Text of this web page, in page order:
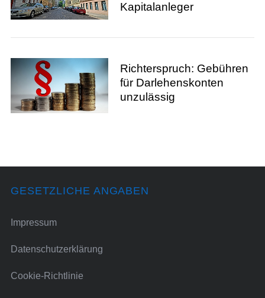
Kapitalanleger
Richterspruch: Gebühren
für Darlehenskonten
unzulässig
GESETZLICHE ANGABEN
Impressum
Datenschutzerklärung
Cookie-Richtlinie